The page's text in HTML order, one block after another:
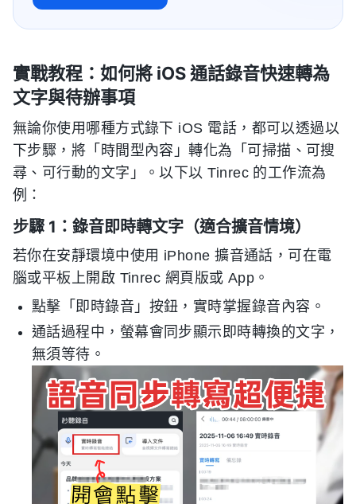
實戰教程：如何將 iOS 通話錄音快速轉為
文字與待辦事項
無論你使用哪種方式錄下 iOS 電話，都可以透過以
下步驟，將「時間型內容」轉化為「可掃描、可搜
尋、可行動的文字」。以下以 Tinrec 的工作流為
例：
步驟 1：錄音即時轉文字（適合擴音情境）
若你在安靜環境中使用 iPhone 擴音通話，可在電
腦或平板上開啟 Tinrec 網頁版或 App。
點擊「即時錄音」按鈕，實時掌握錄音內容。
通話過程中，螢幕會同步顯示即時轉換的文字，
無須等待。